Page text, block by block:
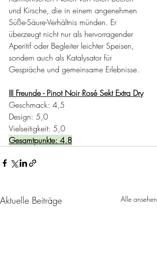
und Kirsche, die in einem angenehmen
Süße-Säure-Verhältnis münden. Er
überzeugt nicht nur als hervorragender
Aperitif oder Begleiter leichter Speisen,
sondern auch als Katalysator für
Gespräche und gemeinsame Erlebnisse.
III Freunde - Pinot Noir Rosé Sekt Extra Dry
Geschmack: 4,5
Design: 5,0
Vielseitigkeit: 5,0
Gesamtpunkte: 4,8
Aktuelle Beiträge Alle ansehen